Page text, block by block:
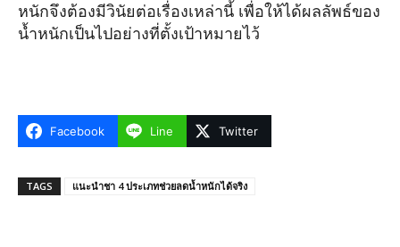
หนักจึงต้องมีวินัยต่อเรื่องเหล่านี้ เพื่อให้ได้ผลลัพธ์ของ
น้ำหนักเป็นไปอย่างที่ตั้งเป้าหมายไว้
Facebook Line Twitter
TAGS แนะนำชา 4 ประเภทช่วยลดน้ำหนักได้จริง